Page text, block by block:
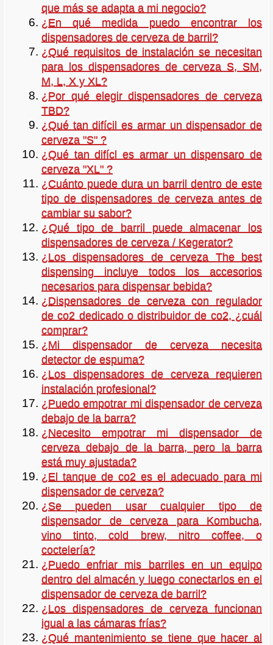
que más se adapta a mi negocio?
¿En qué medida puedo encontrar los
dispensadores de cerveza de barril?
¿Qué requisitos de instalación se necesitan
para los dispensadores de cerveza S, SM,
M, L, X y XL?
¿Por qué elegir dispensadores de cerveza
TBD?
¿Qué tan difícil es armar un dispensador de
cerveza "S" ?
¿Qué tan difícl es armar un dispensaro de
cerveza "XL" ?
¿Cuánto puede dura un barril dentro de este
tipo de dispensadores de cerveza antes de
cambiar su sabor?
¿ Qué tipo de barril puede almacenar los
dispensadores de cerveza / Kegerator?
¿Los dispensadores de cerveza The best
dispensing incluye todos los accesorios
necesarios para dispensar bebida?
¿Dispensadores de cerveza con regulador
de co2 dedicado o distribuidor de co2, ¿cuál
comprar?
¿Mi dispensador de cerveza necesita
detector de espuma?
¿Los dispensadores de cerveza requieren
instalación profesional?
¿Puedo empotrar mi dispensador de cerveza
debajo de la barra?
¿Necesito empotrar mi dispensador de
cerveza debajo de la barra, pero la barra
está muy ajustada?
¿El tanque de co2 es el adecuado para mi
dispensador de cerveza?
¿Se pueden usar cualquier tipo de
dispensador de cerveza para Kombucha,
vino tinto, cold brew, nitro coffee, o
coctelería?
¿Puedo enfriar mis barriles en un equipo
dentro del almacén y luego conectarlos en el
dispensador de cerveza de barril?
¿Los dispensadores de cerveza funcionan
igual a las cámaras frías?
¿Qué mantenimiento se tiene que hacer al